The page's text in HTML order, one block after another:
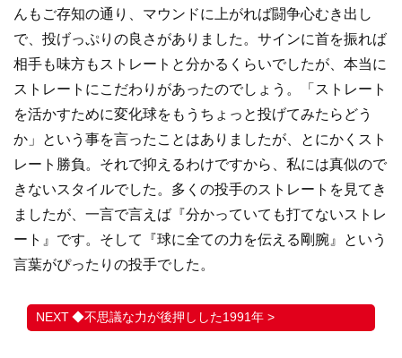
んもご存知の通り、マウンドに上がれば闘争心むき出し
で、投げっぷりの良さがありました。サインに首を振れば
相手も味方もストレートと分かるくらいでしたが、本当に
ストレートにこだわりがあったのでしょう。「ストレート
を活かすために変化球をもうちょっと投げてみたらどう
か」という事を言ったことはありましたが、とにかくスト
レート勝負。それで抑えるわけですから、私には真似ので
きないスタイルでした。多くの投手のストレートを見てき
ましたが、一言で言えば『分かっていても打てないストレ
ート』です。そして『球に全ての力を伝える剛腕』という
言葉がぴったりの投手でした。
◆不思議な力が後押しした1991年 >